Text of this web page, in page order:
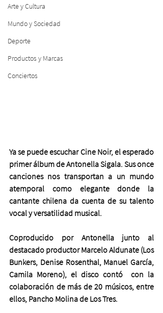
Arte y Cultura
Mundo y Sociedad
Deporte
Productos y Marcas
Conciertos
Ya se puede escuchar Cine Noir, el esperado
primer álbum de Antonella Sigala. Sus once
canciones nos transportan a un mundo
atemporal como elegante donde la
cantante chilena da cuenta de su talento
vocal y versatilidad musical.
Coproducido por Antonella junto al
destacado productor Marcelo Aldunate (Los
Bunkers, Denise Rosenthal, Manuel García,
Camila Moreno), el disco contó  con la
colaboración de más de 20 músicos, entre
ellos, Pancho Molina de Los Tres.